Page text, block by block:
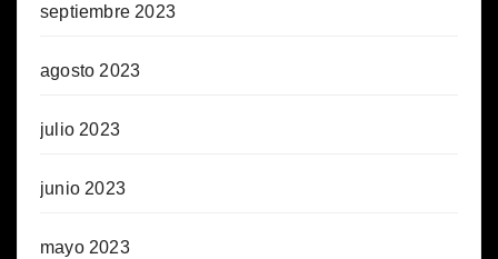
septiembre 2023
agosto 2023
julio 2023
junio 2023
mayo 2023